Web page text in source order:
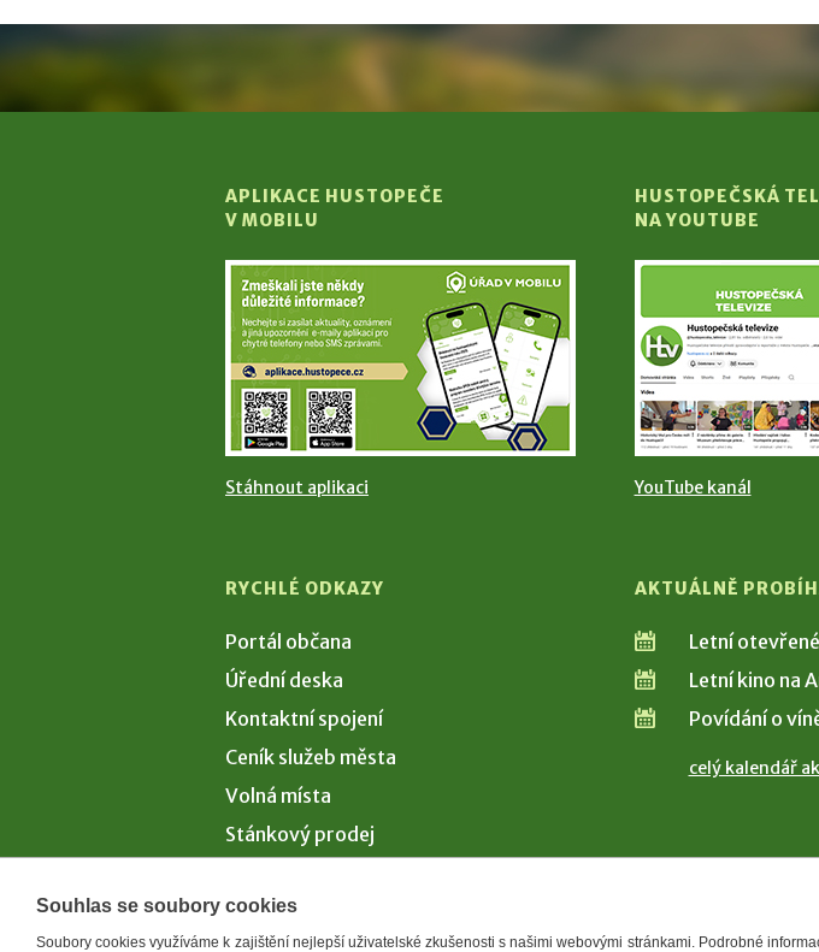
APLIKACE HUSTOPEČE
V MOBILU
Stáhnout aplikaci
HUSTOPEČSKÁ
NA YOUTUBE
YouTube kanál
RYCHLÉ ODKAZY
Portál občana
Úřední deska
Kontaktní spojení
Ceník služeb města
Volná místa
Stánkový prodej
AKTUÁLNĚ
Letní
Letní kino na
Povídání o
celý kalendář
Souhlas se soubory cookies
Soubory cookies využíváme k zajištění nejlepší uživatelské zkušenosti s našimi webovými stránkami. Podrobné